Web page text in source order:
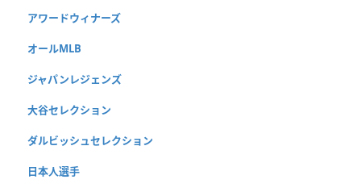
アワードウィナーズ
オールMLB
ジャパンレジェンズ
大谷セレクション
ダルビッシュセレクション
日本人選手